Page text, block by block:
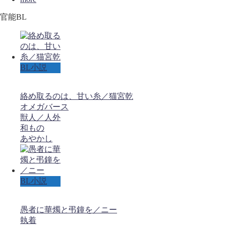
官能BL
BL小説
絡め取るのは、甘い糸／猫宮乾
オメガバース
獣人／人外
和もの
あやかし
BL小説
愚者に華燭と弔鐘を／ニー
執着